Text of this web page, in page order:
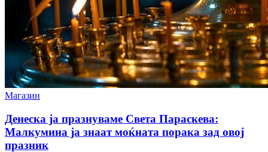
Магазин
Денеска ја празнуваме Света Параскева:
Малкумина ја знаат моќната порака зад овој
празник